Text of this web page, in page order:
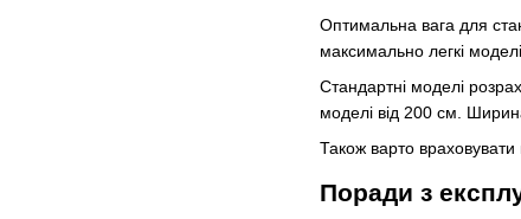
Оптимальна вага для
максимально легкі
Стандартні моделі
моделі від 200 см.
Також варто
Поради з